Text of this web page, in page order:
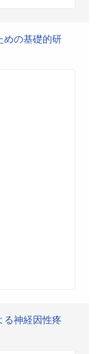
めの基礎的研
る神経因性疼